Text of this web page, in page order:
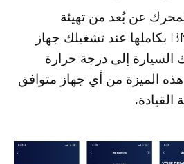
عن بُعد من تهيئة
مقصورة السيارة BMW بكاملها عند تشغيلك جهاز
السيارة إلى درجة حرارة
الميزة من أي جهاز متوافق
القيادة.